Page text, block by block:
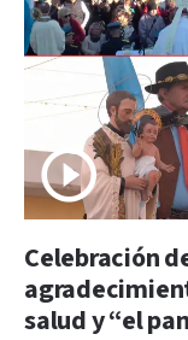
Celebración
salud y “el